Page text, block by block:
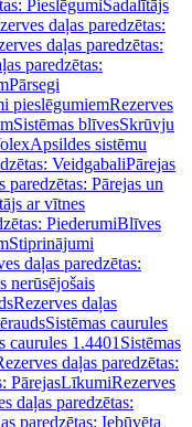
PieslēgumiSadalītājs
daļas paredzētas:
daļas paredzētas:
paredzētas:
Pārsegi
pieslēgumiemRezerves
Sistēmas blīvesSkrūvju
Apsildes sistēmu
VeidgabaliPārejas
paredzētas: Pārejas un
ar vītnes
PiederumiBlīves
Stiprinājumi
daļas paredzētas:
nerūsējošais
Rezerves daļas
Sistēmas caurules
caurules 1.4401 Sistēmas
daļas paredzētas:
PārejasLīkumiRezerves
daļas paredzētas:
paredzētas: Iebūvēta